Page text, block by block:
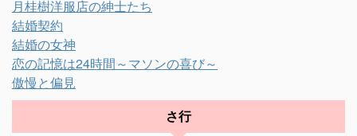
月桂樹洋服店の紳士たち
結婚契約
結婚の女神
恋の記憶は24時間～マソンの喜び～
傲慢と偏見
さ行